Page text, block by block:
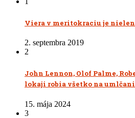
Viera v meritokraciu je
2. septembra 2019
2
John Lennon, Olof Palme,
lokaji robia všetko na
15. mája 2024
3